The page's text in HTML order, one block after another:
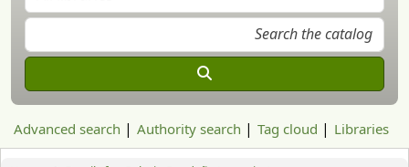
Advanced search Authority search Tag cloud Libraries